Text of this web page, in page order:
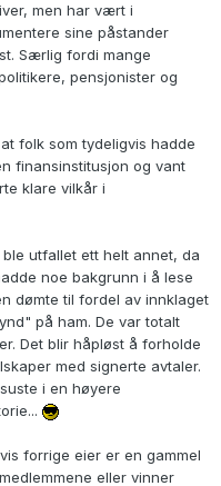
men har vært i
sine påstander
Særlig fordi mange
pensjonister og
folk som tydeligvis hadde
finansinstitusjon og vant
klare vilkår i
utfallet ett helt annet, da
noe bakgrunn i å lese
dømte til fordel av innklaget
på ham. De var totalt
Det blir håpløst å forholde
med signerte avtaler.
i en høyere
forrige eier er en gammel
eller vinner